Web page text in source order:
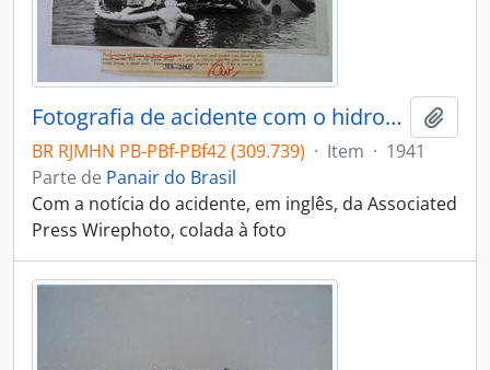
Fotografia de acidente com o hidroavião PP-PAU, da Panair do Brasil, na Bahia
BR RJMHN PB-PBf-PBf42 (309.739) · Item · 1941
Parte de Panair do Brasil
Com a notícia do acidente, em inglês, da Associated
Press Wirephoto, colada à foto